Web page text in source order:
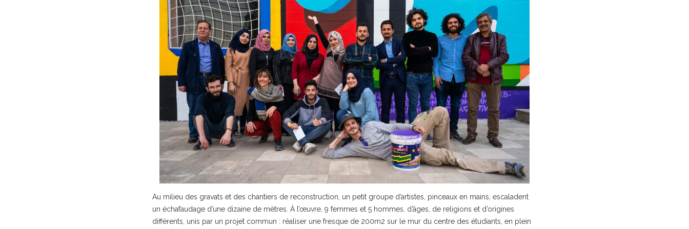
Au milieu des gravats et des chantiers de reconstruction, un petit groupe d’artistes, pinceaux en mains, escaladent
un échafaudage d’une dizaine de mètres. À l’œuvre, 9 femmes et 5 hommes, d’âges, de religions et d’origines
différents, unis par un projet commun : réaliser une fresque de 200m2 sur le mur du centre des étudiants, en plein